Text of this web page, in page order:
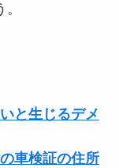
と生じるデメ
車検証の住所